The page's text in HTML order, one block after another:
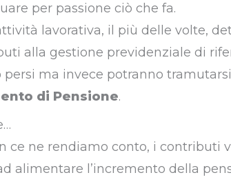
per passione ciò che fa.
lavorativa, il più delle volte,
alla gestione previdenziale di
ma invece potranno
di Pensione.
ce ne rendiamo conto, i contributi
alimentare l’incremento della